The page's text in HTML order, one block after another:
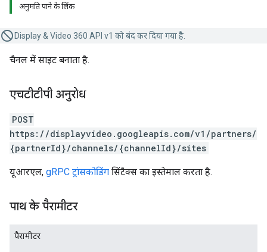
अनुमति पाने के लिंक
Display & Video 360 API v1 को बंद कर दिया गया है.
चैनल में साइट बनाता है.
एचटीटीपी अनुरोध
POST
https://displayvideo.googleapis.com/v1/partners/
{partnerId}/channels/{channelId}/sites
यूआरएल, gRPC ट्रांसकोडिंग सिंटैक्स का इस्तेमाल करता है.
पाथ के पैरामीटर
पैरामीटर